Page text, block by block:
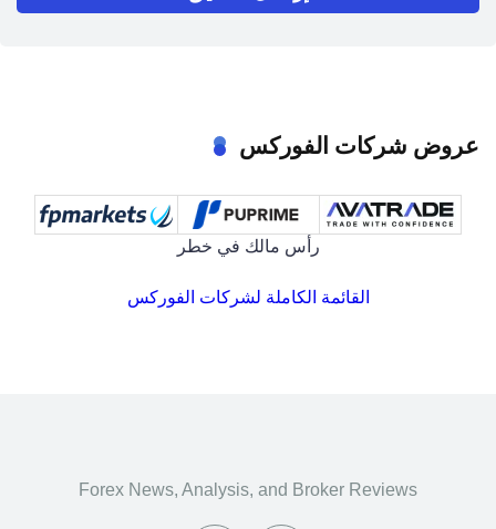
عروض شركات الفوركس
رأس مالك في خطر
القائمة الكاملة لشركات الفوركس
Forex News, Analysis, and Broker Reviews